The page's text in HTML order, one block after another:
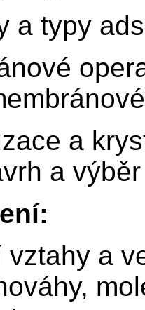
a typy
a
a
vztahy a